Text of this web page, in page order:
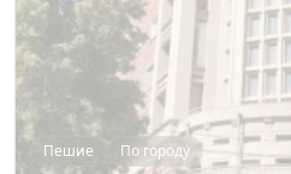
Пешие По городу